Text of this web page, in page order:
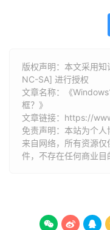
版权声明：本文采用
NC-SA] 进行授权
文章名称：《
框？》
文章链接： https://
免责声明：本站为个
来自网络，所有资源
件，不存在任何商业目
  